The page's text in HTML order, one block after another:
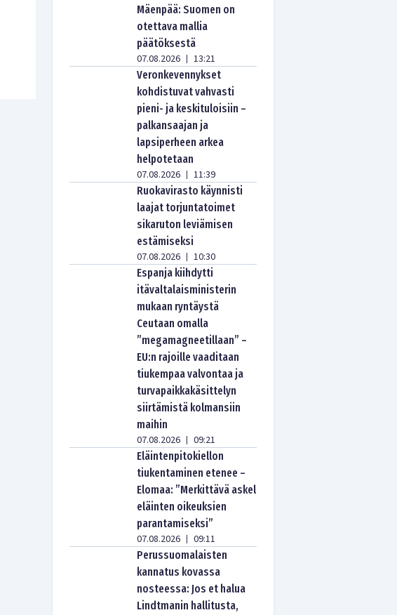
Mäenpää: Suomen on
otettava mallia
päätöksestä
07.08.2026 | 13:21
Veronkevennykset
kohdistuvat vahvasti
pieni- ja keskituloisiin –
palkansaajan ja
lapsiperheen arkea
helpotetaan
07.08.2026 | 11:39
Ruokavirasto käynnisti
laajat torjuntatoimet
sikaruton leviämisen
estämiseksi
07.08.2026 | 10:30
Espanja kiihdytti
itävaltalaisministerin
mukaan ryntäystä
Ceutaan omalla
”megamagneetillaan” –
EU:n rajoille vaaditaan
tiukempaa valvontaa ja
turvapaikkakäsittelyn
siirtämistä kolmansiin
maihin
07.08.2026 | 09:21
Eläintenpitokiellon
tiukentaminen etenee –
Elomaa: ”Merkittävä askel
eläinten oikeuksien
parantamiseksi”
07.08.2026 | 09:11
Perussuomalaisten
kannatus kovassa
nosteessa: Jos et halua
Lindtmanin hallitusta,